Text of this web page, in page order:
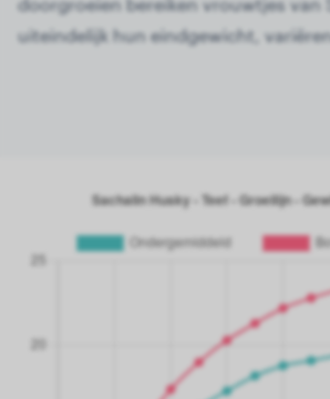
uiteindelijk hun eindgewicht,